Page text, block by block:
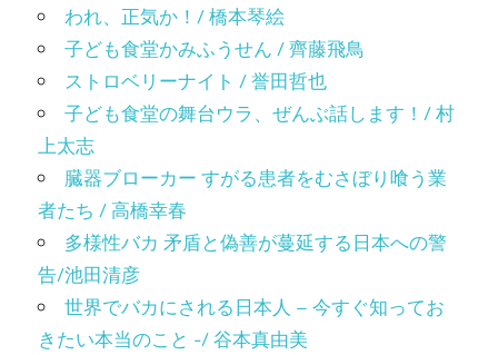
われ、正気か！/ 橋本琴絵
子ども食堂かみふうせん / 齊藤飛鳥
ストロベリーナイト / 誉田哲也
子ども食堂の舞台ウラ、ぜんぶ話します！/ 村
上太志
臓器ブローカー すがる患者をむさぼり喰う業
者たち / 高橋幸春
多様性バカ 矛盾と偽善が蔓延する日本への警
告/池田清彦
世界でバカにされる日本人 – 今すぐ知ってお
きたい本当のこと -/ 谷本真由美